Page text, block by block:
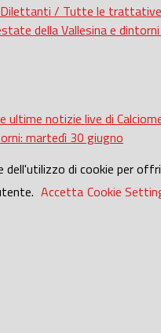
Dilettanti / Tutte le
della Vallesina e
ultime notizie live di
martedì 30 giugno
di cookie per
Accetta Cookie